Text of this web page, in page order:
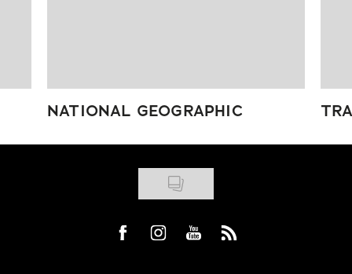
NATIONAL GEOGRAPHIC
Visit us on Facebook
Visit us on Instagram
Visit us on Youtube
Visit us on Rss